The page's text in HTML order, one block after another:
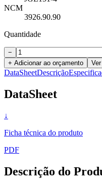
NCM
3926.90.90
Quantidade
−
+ Adicionar ao orçamento
DataSheetDescrição
DataSheet
↓
Ficha técnica do produto
PDF
Descrição do